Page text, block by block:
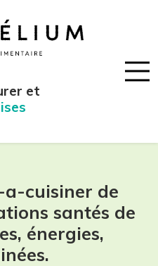
et
a-cuisiner de
santés de
énergies,